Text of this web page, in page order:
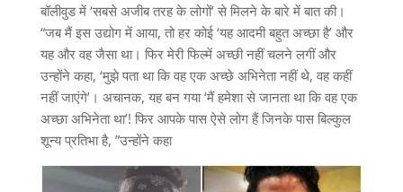
बॉलीवुड में ‘सबसे अजीब तरह के लोगों’ से मिलने के बारे में बात की।
“जब मैं इस उद्योग में आया, तो हर कोई ‘यह आदमी बहुत अच्छा है’ और
यह और वह जैसा था। फिर मेरी फिल्में अच्छी नहीं चलने लगीं और
उन्होंने कहा, ‘मुझे पता था कि वह एक अच्छे अभिनेता नहीं थे, वह कहीं
नहीं जाएंगे’। अचानक, यह बन गया ‘मैं हमेशा से जानता था कि वह एक
अच्छा अभिनेता था’! फिर आपके पास ऐसे लोग हैं जिनके पास बिल्कुल
शून्य प्रतिभा है, ”उन्होंने कहा